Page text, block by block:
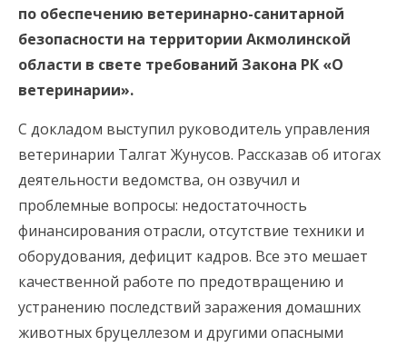
по обеспечению ветеринарно-санитарной
безопасности на территории Акмолинской
области в свете требований Закона РК «О
ветеринарии».
С докладом выступил руководитель управления
ветеринарии Талгат Жунусов. Рассказав об итогах
деятельности ведомства, он озвучил и
проблемные вопросы: недостаточность
финансирования отрасли, отсутствие техники и
оборудования, дефицит кадров. Все это мешает
качественной работе по предотвращению и
устранению последствий заражения домашних
животных бруцеллезом и другими опасными